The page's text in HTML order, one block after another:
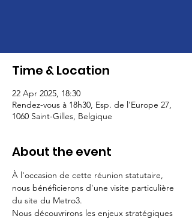
Time & Location
22 Apr 2025, 18:30
Rendez-vous à 18h30, Esp. de l'Europe 27,
1060 Saint-Gilles, Belgique
About the event
À l'occasion de cette réunion statutaire,
nous bénéficierons d'une visite particulière
du site du Metro3.
Nous découvrirons les enjeux stratégiques